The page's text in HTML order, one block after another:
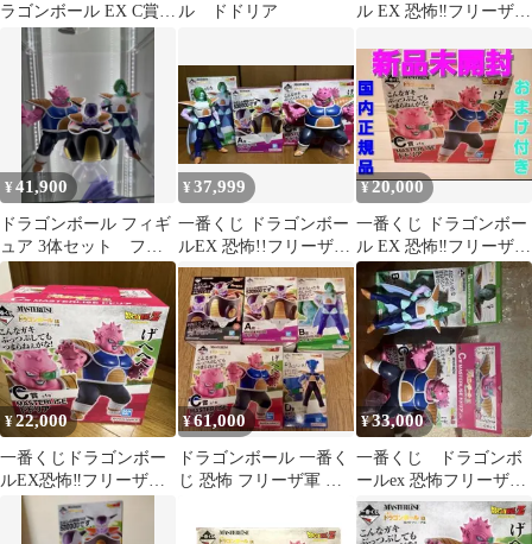
ラゴンボール EX C賞
ドドリア フィギュア
ル ドドリア
ル EX 恐怖‼フリーザ軍
¥41,900
ドラゴンボール フィギ
ュア 3体セット フリ
ーザ ザーボン ドド
リア 一番くじ
¥37,999
一番くじ ドラゴンボー
ルEX 恐怖!!フリーザ軍
フィギュア3種
¥20,000
一番くじ ドラゴンボー
ル EX 恐怖‼フリーザ
軍 ドドリア + おまけ
付き
¥22,000
一番くじドラゴンボー
ルEX恐怖‼フリーザ軍
C賞 MASTERLISE ドド
リア
¥61,000
ドラゴンボール 一番く
じ 恐怖 フリーザ軍 ザ
フリーザ
¥33,000
一番くじ ドラゴンボ
ールex 恐怖フリーザ軍
ザーボン ドドリア